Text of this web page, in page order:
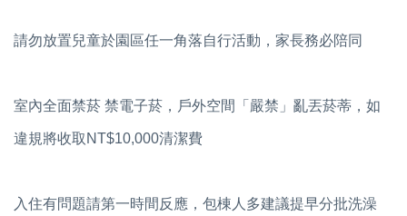
請勿放置兒童於園區任一角落自行活動，家長務必陪同
室內全面禁菸 禁電子菸，戶外空間「嚴禁」亂丟菸蒂，如
違規將收取NT$10,000清潔費
入住有問題請第一時間反應，包棟人多建議提早分批洗澡